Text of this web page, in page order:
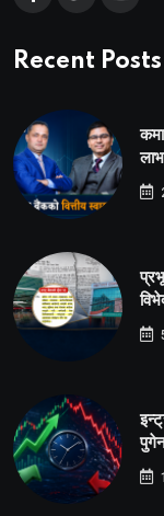
Recent Posts